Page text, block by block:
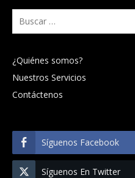
Buscar:
¿Quiénes somos?
Nuestros Servicios
Contáctenos
Síguenos Facebook
Síguenos En Twitter